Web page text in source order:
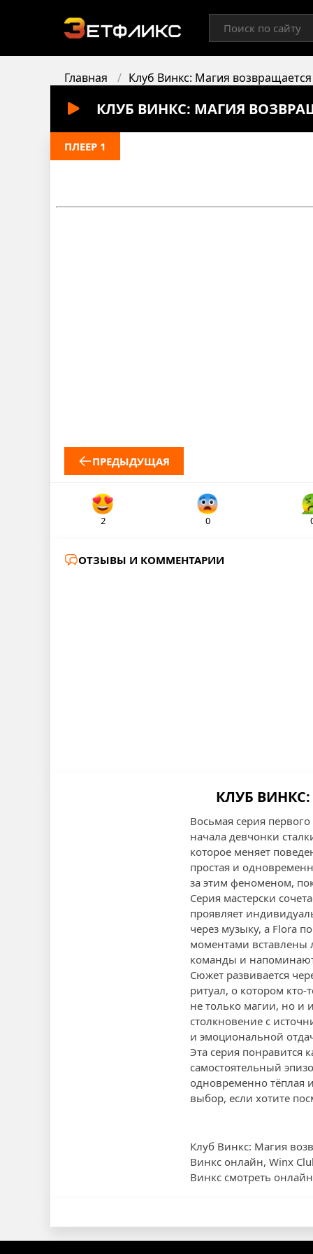
Главная Клуб Винкс: Магия возвращается
КЛУБ ВИНКС: МАГИЯ
ПЛЕЕР 1
ПРЕДЫДУЩАЯ
2 0
ОТЗЫВЫ И КОММЕНТАРИИ
КЛУБ
Восьмая серия
начала девчонки
которое меняет
простая и
за этим феноменом,
Серия мастерски
проявляет
через музыку, а Flora
моментами вставлены
команды и
Сюжет развивается
ритуал, о котором
не только магии, но и
столкновение с
и эмоциональной
Эта серия понравится
самостоятельный
одновременно тёплая
выбор, если хотите
Клуб Винкс: Магия
Винкс онлайн, Winx
Винкс смотреть онлайн